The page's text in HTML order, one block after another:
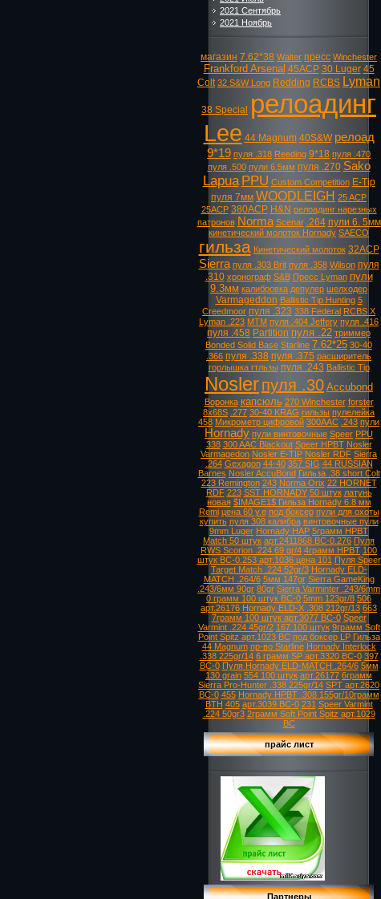
2021 Сентябрь
2021 Ноябрь
магазин 7.62*38 Walter пресс Winchester
Frankford Arsenal 45ACP 30 Luger 45
Colt 32 S&W Long Redding RCBS Lyman
38 Special релоадинг
Lee 44 Magnum 40S&W релоад
9*19 пуля .318 Reeding 9*18 пуля .470
пуля .500 пули 6.5мм пуля .270 Sako
Lapua PPU Custom Competition E-Tip
пуля 7мм WOODLEIGH 25 ACP
25ACP 380ACP H&N релоадинг нарезных
патронов Norma Scenar .264 пули 6. 5мм
кинетический молоток Hornady SAECO
гильза Кинетический молоток 32ACP
Sierra пуля .303 Brit пуля .358 Wilson пуля
.310 хронограф S&B Пресс Lyman пули
9.3мм калибровка депулер шелходер
Varmageddon Ballistic Tip Hunting 5
Creedmoor пуля .323 338 Federal RCBS X
Lyman .223 MTM пуля .404 Jeffery пуля .416
пуля .458 Partition пуля .22 триммер
Bonded Solid Base Starline 7.62*25 30-40
.366 пуля .338 пуля .375 расширитель
горлышка гтльзы пуля .243 Ballistic Tip
Noslerпуля .30 Accubond
Воронка капсюль 270 Winchester forster
8х68S .277 30-40 KRAG гильзы пулелейка
458 Микрометр цифровой 300AAC .243 пули
Hornady пули винтовочные Speer PPU
338 300 AAC Blackout Speer HPBT Nosler
Varmagedon Nosler E-TIP Nosler RDF Sierra
.264 Gexagon 44-40 357 SIG 44 RUSSIAN
Barnes Nosler AccuBond Гильза .38 short Colt
223 Remington 243 Norma Orix 22 HORNET
RDF 223 SST HORNADY 50 штук латунь
новая $IMAGE1$ Гильза Hornady 6.8 мм
Remi цена 60 у.е под боксер пули для охоты
купить пуля 308 калибра винтовочные пули
9mm Luger Hornady HAP 5грамм HPBT
Match 50 штук арт.2411868 ВС-0.276 Пуля
RWS Scorion .224 69 gr/4 4грамм HPBT 100
штук ВС-0.253 арт.1036 цена 101 Пуля Speer
Target Match .224 52gr/3 Hornady ELD-
MATCH .264/6 5мм 147gr Sierra GameKing
.243/6мм 90gr 80gr Sierra Varminter .243/6mm
0 грамм 100 штук ВС-0 5mm 123gr/8 506
арт.26176 Hornady ELD-X .308 212gr/13 663
7грамм 100 штук арт.3077 ВС-0 Speer
Varmint .224 45gr/2 167 100 штук 9грамм Soft
Point Spitz арт.1023 ВС под боксер LP Гильза
44 Magnum пр-во Starline Hornady Interlock
.338 225gr/14 6 грамм SP арт.3320 ВС-0 397
ВС-0 Пуля Hornady ELD-MATCH .264/6 5мм
130 grain 554 100 штук арт.26177 6грамм
Sierra Pro-Hunter .338 225gr/14 SPT арт.2620
ВС-0 455 Hornady HPBT .308 155gr/10грамм
BTH 405 арт.3039 ВС-0 231 Speer Varmint
.224 50gr3 2грамм Soft Point Spitz арт.1029
ВС
прайс лист
Партнеры